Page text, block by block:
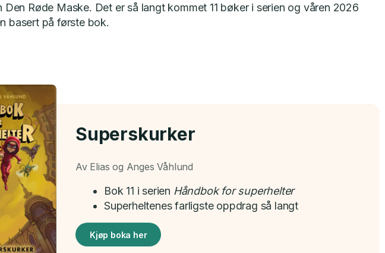
Den Røde Maske. Det er så langt kommet 11 bøker i serien og våren 2026
basert på første bok.
Superskurker
Av Elias og Anges Våhlund
Bok 11 i serien Håndbok for superhelter
Superheltenes farligste oppdrag så langt
Kjøp boka her